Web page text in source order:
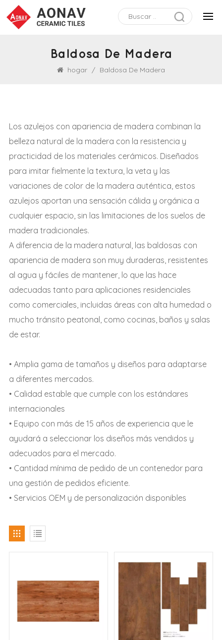
Baldosa De Madera
hogar / Baldosa De Madera
Los azulejos con apariencia de madera combinan la
belleza natural de la madera con la resistencia y
practicidad de los materiales cerámicos. Diseñados
para imitar fielmente la textura, la veta y las
variaciones de color de la madera auténtica, estos
azulejos aportan una sensación cálida y orgánica a
cualquier espacio, sin las limitaciones de los suelos de
madera tradicionales.
A diferencia de la madera natural, las baldosas con
apariencia de madera son muy duraderas, resistentes
al agua y fáciles de mantener, lo que las hace
adecuadas tanto para aplicaciones residenciales
como comerciales, incluidas áreas con alta humedad o
mucho tránsito peatonal, como cocinas, baños y salas
de estar.
• Amplia gama de tamaños y diseños para adaptarse
a diferentes mercados.
• Calidad estable que cumple con los estándares
internacionales
• Equipo con más de 15 años de experiencia que le
ayudará a seleccionar los diseños más vendidos y
adecuados para el mercado.
• Cantidad mínima de pedido de un contenedor para
una gestión de pedidos eficiente.
• Servicios OEM y de personalización disponibles